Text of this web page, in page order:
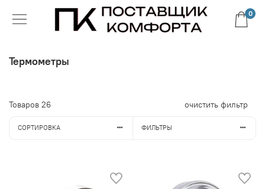
0
Термометры
Товаров 26 очистить фильтр
СОРТИРОВКА ФИЛЬТРЫ